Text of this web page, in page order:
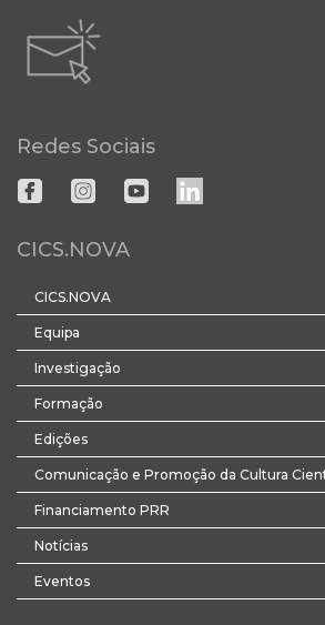
Redes Sociais
CICS.NOVA
CICS.NOVA
Equipa
Investigação
Formação
Edições
Comunicação e Promoção da Cultura
Financiamento PRR
Notícias
Eventos